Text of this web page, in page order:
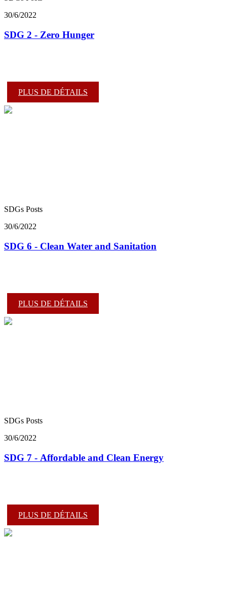
30/6/2022
SDG 2 - Zero Hunger
PLUS DE DÉTAILS
SDGs Posts
30/6/2022
SDG 6 - Clean Water and Sanitation
PLUS DE DÉTAILS
SDGs Posts
30/6/2022
SDG 7 - Affordable and Clean Energy
PLUS DE DÉTAILS